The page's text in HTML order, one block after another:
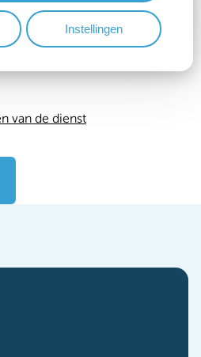
van de dienst
Instellingen